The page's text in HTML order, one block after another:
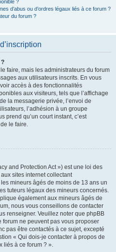
?
d’abus ou d’ordres légaux liés à ce forum ?
du forum ?
?
faire, mais les administrateurs du forum
aux utilisateurs inscrits. En vous
accès à des fonctionnalités
aux visiteurs, tels que l’affichage
la messagerie privée, l’envoi de
l’adhésion à un groupe
prend qu’un court instant, c’est
le faire.
and Protection Act ») est une loi des
sites internet collectant
mineurs âgés de moins de 13 ans un
tuteurs légaux des mineurs concernés.
également aux mineurs âgés de
nous vous conseillons de contacter
renseigner. Veuillez noter que phpBB
forum ne peuvent pas vous proposer
pas être contactés à ce sujet, excepté
« Qui dois-je contacter à propos de
liés à ce forum ? ».